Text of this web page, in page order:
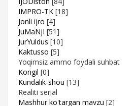
IMPRO-TK [18]
Jonli ijro [4]
JuMaNjI [51]
JurYuldus [10]
Kaktusso [5]
Yoqimsiz ammo foydali suhbat
Kongil [0]
Kundalik-shou [13]
Realiti serial
Mashhur ko'targan mavzu [2]